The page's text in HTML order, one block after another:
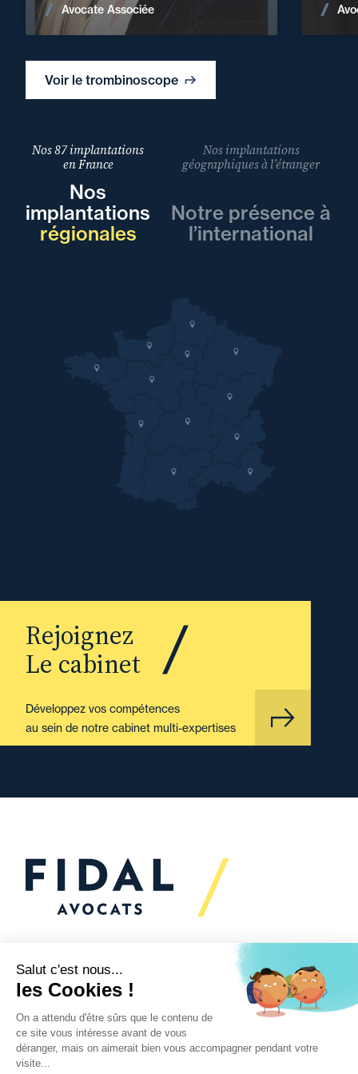
Voir le trombinoscope
Avocate AssociéeVoir les actualités
Nos 87 implantations
en France
Nos
implantations
régionales
Nos implantations
géographiques à l’étranger
Notre présence à
l’international
Rejoignez
Le cabinet
Développez vos compétences
au sein de notre cabinet multi-expertises
Vous souhaitez échanger
avec nous ?
Nous sommes
à votre écoute